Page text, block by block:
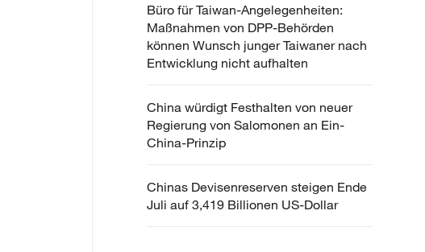
Büro für Taiwan-Angelegenheiten:
Maßnahmen von DPP-Behörden
können Wunsch junger Taiwaner nach
Entwicklung nicht aufhalten
China würdigt Festhalten von neuer
Regierung von Salomonen an Ein-
China-Prinzip
Chinas Devisenreserven steigen Ende
Juli auf 3,419 Billionen US-Dollar